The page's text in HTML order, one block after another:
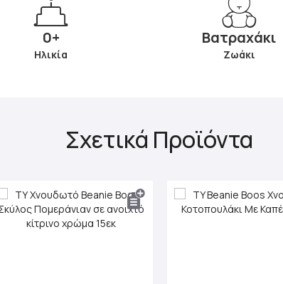
0+
Ηλικία
Βατραχάκι
Ζωάκι
Σχετικά Προϊόντα